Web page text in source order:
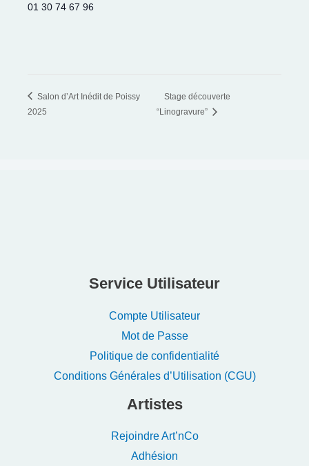
01 30 74 67 96
Salon d’Art Inédit de Poissy
2025
Stage découverte
“Linogravure”
Service Utilisateur
Compte Utilisateur
Mot de Passe
Politique de confidentialité
Conditions Générales d’Utilisation (CGU)
Artistes
Rejoindre Art’nCo
Adhésion